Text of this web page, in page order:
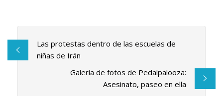
Las protestas dentro de las escuelas de
niñas de Irán
Galería de fotos de Pedalpalooza:
Asesinato, paseo en ella